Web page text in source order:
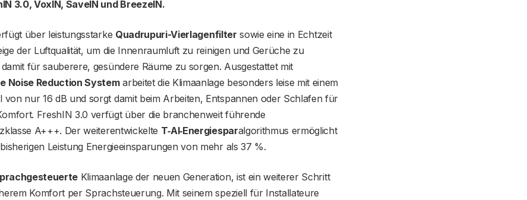
3.0, VoxIN, SaveIN und BreezeIN.
über leistungsstarke Quadrupuri-Vierlagenfilter sowie eine in Echtzeit
der Luftqualität, um die Innenraumluft zu reinigen und Gerüche zu
für sauberere, gesündere Räume zu sorgen. Ausgestattet mit
Noise Reduction Systemarbeitet die Klimaanlage besonders leise mit einem
von nur 16 dB und sorgt damit beim Arbeiten, Entspannen oder Schlafen für
FreshIN 3.0 verfügt über die branchenweit führende
A+++. Der weiterentwickelte T‑AI‑Energiesparalgorithmus ermöglicht
Leistung Energieeinsparungen von mehr als 37 %.
Klimaanlage der neuen Generation, ist ein weiterer Schritt
Komfort per Sprachsteuerung. Mit seinem speziell für Installateure